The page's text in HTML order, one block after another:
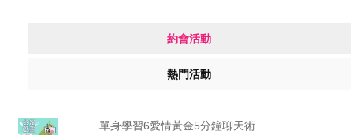
約會活動
熱門活動
單身學習6愛情黃金5分鐘聊天術